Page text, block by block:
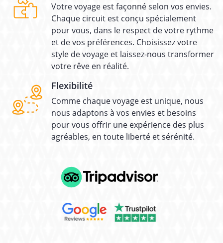
Votre voyage est façonné selon vos envies.
Chaque circuit est conçu spécialement
pour vous, dans le respect de votre rythme
et de vos préférences. Choisissez votre
style de voyage et laissez-nous transformer
votre rêve en réalité.
Flexibilité
Comme chaque voyage est unique, nous
nous adaptons à vos envies et besoins
pour vous offrir une expérience des plus
agréables, en toute liberté et sérénité.